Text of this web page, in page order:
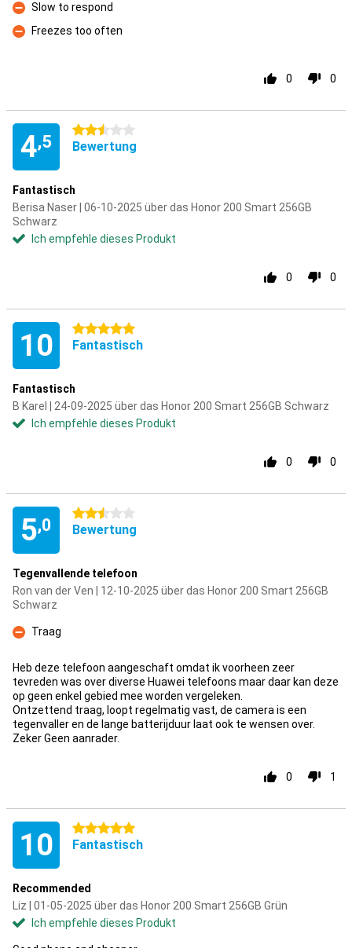
Kontra
Slow to respond
Kontra
Freezes too often
0 0
4,5
2.5 Sterne
Bewertung
Fantastisch
Berisa Naser | 06-10-2025 über das Honor 200 Smart 256GB
Schwarz
Ich empfehle dieses Produkt
0 0
10 5 Sterne
Fantastisch
Fantastisch
B Karel | 24-09-2025 über das Honor 200 Smart 256GB Schwarz
Ich empfehle dieses Produkt
0 0
5,0
2.5 Sterne
Bewertung
Tegenvallende telefoon
Ron van der Ven | 12-10-2025 über das Honor 200 Smart 256GB
Schwarz
Kontra
Traag
Heb deze telefoon aangeschaft omdat ik voorheen zeer
tevreden was over diverse Huawei telefoons maar daar kan deze
op geen enkel gebied mee worden vergeleken.
Ontzettend traag, loopt regelmatig vast, de camera is een
tegenvaller en de lange batterijduur laat ook te wensen over.
Zeker Geen aanrader.
0 1
10 5 Sterne
Fantastisch
Recommended
Liz | 01-05-2025 über das Honor 200 Smart 256GB Grün
Ich empfehle dieses Produkt